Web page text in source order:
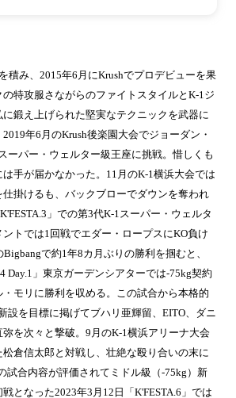
積み、2015年6月にKrushでプロデビューを果
特攻服さながらのファイトスタイルとK-1ジ
鍛え上げられた堅実なテクニックを武器に
年6月のKrush後楽園大会でジョーダン・
ーパー・ウェルター級王座に挑戦。惜しくも
手が届かなかった。11月のK-1横浜大会では
掛けるも、バックブローでダウンを奪われ
」での第3代K-1スーパー・ウェルタ
トでは1回戦でエダー・ロープスにKO負け
で約1年8カ月ぶりの勝利を掴むと、
Day.1」東京ガーデンシアターでは-75kg契約
モリに勝利を収める。この試合から本格的
設を目標に掲げてブハリ亜輝留、EITO、ダニ
弥を次々と撃破。9月のK-1横浜アリーナ大会
倉信太郎と対戦し、壮絶な殴り合いの末に
試合内容が評価されてミドル級（-75kg）新
となった2023年3月12日「K'FESTA.6」では